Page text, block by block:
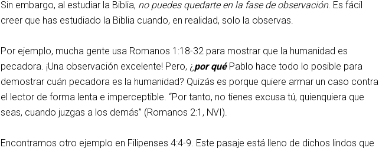
Sin embargo, al estudiar la Biblia, no puedes quedarte en la fase de observación. Es fácil
creer que has estudiado la Biblia cuando, en realidad, solo la observas.
Por ejemplo, mucha gente usa Romanos 1:18-32 para mostrar que la humanidad es
pecadora. ¡Una observación excelente! Pero, ¿ por quéPablo hace todo lo posible para
demostrar cuán pecadora es la humanidad? Quizás es porque quiere armar un caso contra
el lector de forma lenta e imperceptible. “Por tanto, no tienes excusa tú, quienquiera que
seas, cuando juzgas a los demás” (Romanos 2:1, NVI).
Encontramos otro ejemplo en Filipenses 4:4-9. Este pasaje está lleno de dichos lindos que